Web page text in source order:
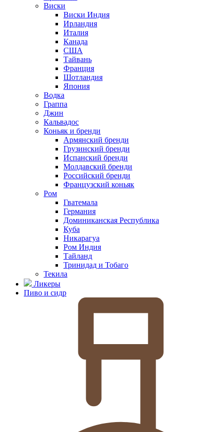
Виски
Виски Индия
Ирландия
Италия
Канада
США
Тайвань
Франция
Шотландия
Япония
Водка
Граппа
Джин
Кальвадос
Коньяк и бренди
Армянский бренди
Грузинский бренди
Испанский бренди
Молдавский бренди
Российский бренди
Французский коньяк
Ром
Гватемала
Германия
Доминиканская Республика
Куба
Никарагуа
Ром Индия
Тайланд
Тринидад и Тобаго
Текила
Ликеры
Пиво и сидр